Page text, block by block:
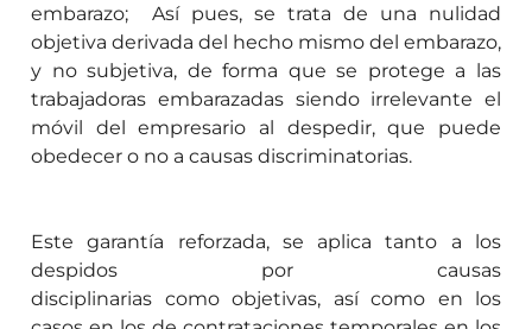
embarazo; Así pues, se trata de una nulidad
objetiva derivada del hecho mismo del embarazo,
y no subjetiva, de forma que se protege a las
trabajadoras embarazadas siendo irrelevante el
móvil del empresario al despedir, que puede
obedecer o no a causas discriminatorias.
Este garantía reforzada, se aplica tanto a los
despidos por causas
disciplinarias como objetivas, así como en los